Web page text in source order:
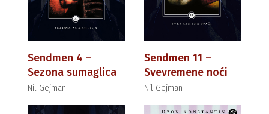
Sendmen 4 –
Sezona sumaglica
Nil Gejman
Sendmen 11 –
Svevremene noći
Nil Gejman